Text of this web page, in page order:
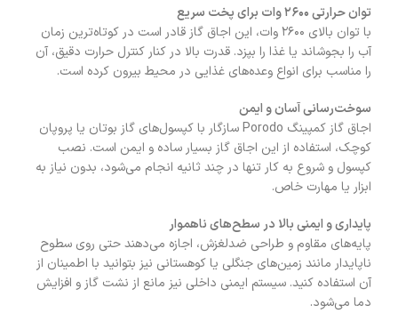
توان حرارتی ۲۶۰۰ وات برای پخت سریع
با توان بالای ۲۶۰۰ وات، این اجاق گاز قادر است در کوتاه‌ترین زمان
آب را بجوشاند یا غذا را بپزد. قدرت بالا در کنار کنترل حرارت دقیق، آن
را مناسب برای انواع وعده‌های غذایی در محیط بیرون کرده است.
سوخت‌رسانی آسان و ایمن
اجاق گاز کمپینگ Porodo سازگار با کپسول‌های گاز بوتان یا پروپان
کوچک، استفاده از این اجاق گاز بسیار ساده و ایمن است. نصب
کپسول و شروع به کار تنها در چند ثانیه انجام می‌شود، بدون نیاز به
ابزار یا مهارت خاص.
پایداری و ایمنی بالا در سطح‌های ناهموار
پایه‌های مقاوم و طراحی ضدلغزش، اجازه می‌دهند حتی روی سطوح
ناپایدار مانند زمین‌های جنگلی یا کوهستانی نیز بتوانید با اطمینان از
آن استفاده کنید. سیستم ایمنی داخلی نیز مانع از نشت گاز و افزایش
دما می‌شود.